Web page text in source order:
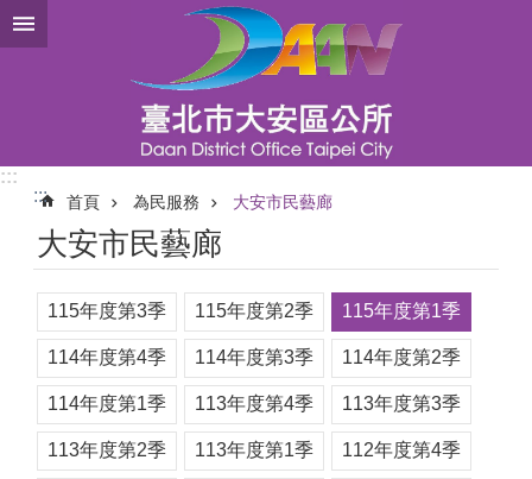
跳到主要內容區塊
:::
:::
首頁 為民服務 大安市民藝廊
大安市民藝廊
115年度第3季 115年度第2季 115年度第1季
114年度第4季 114年度第3季 114年度第2季
114年度第1季 113年度第4季 113年度第3季
113年度第2季 113年度第1季 112年度第4季